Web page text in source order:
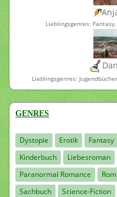
Lieblingsgenres:
Lieblingsgenres:
GENRES
Dystopie Erotik Fantasy
Kinderbuch
Liebesroman
Paranormal Romance
Sachbuch
Science-Fiction